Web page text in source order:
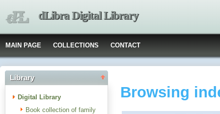
dLibra Digital Library
MAIN PAGE COLLECTIONS CONTACT
Library
Digital Library
Book collection of family
Browsing